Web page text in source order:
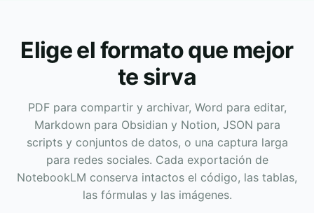
Elige el formato que mejor
te sirva
PDF para compartir y archivar, Word para editar,
Markdown para Obsidian y Notion, JSON para
scripts y conjuntos de datos, o una captura larga
para redes sociales. Cada exportación de
NotebookLM conserva intactos el código, las tablas,
las fórmulas y las imágenes.